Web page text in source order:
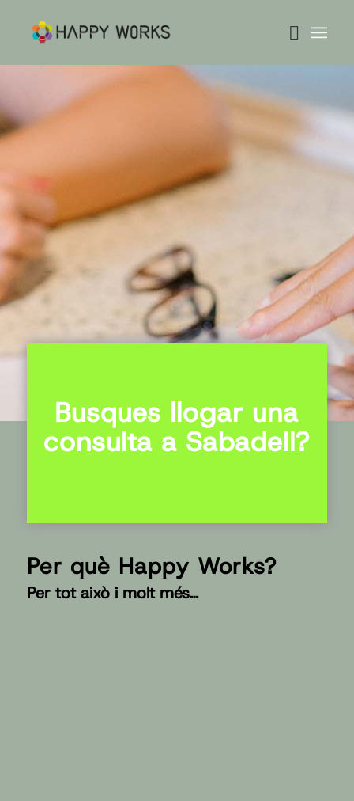
Busques llogar una
consulta a Sabadell?
Per què Happy Works?
Per tot això i molt més…